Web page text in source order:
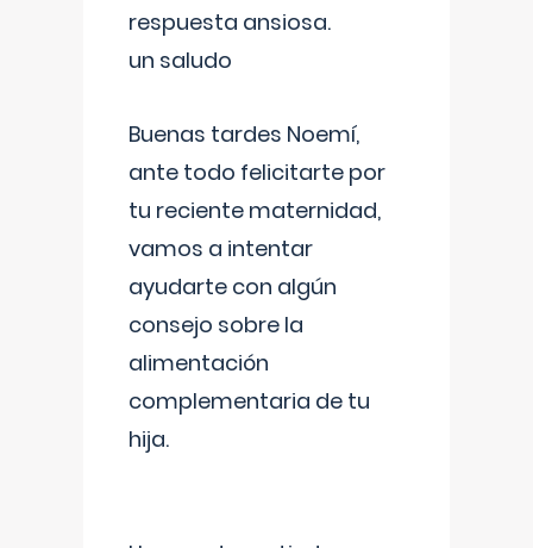
respuesta ansiosa.
un saludo
Buenas tardes Noemí,
ante todo felicitarte por
tu reciente maternidad,
vamos a intentar
ayudarte con algún
consejo sobre la
alimentación
complementaria de tu
hija.